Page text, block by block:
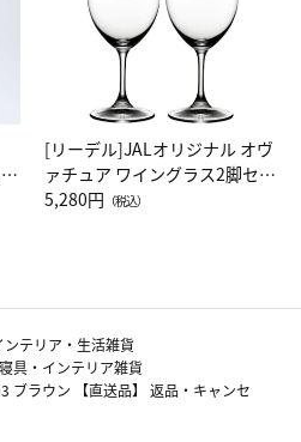
[リーデル]JALオリジナル オヴ
ァチュア ワイングラス2脚セッ
ト（レッドワイン）
5,280円 （税込）
ンテリア・生活雑貨
具・インテリア雑貨
ブラウン 【直送品】 返品・キャンセ